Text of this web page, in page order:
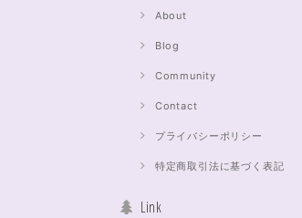
About
Blog
Community
Contact
プライバシーポリシー
特定商取引法に基づく表記
Link